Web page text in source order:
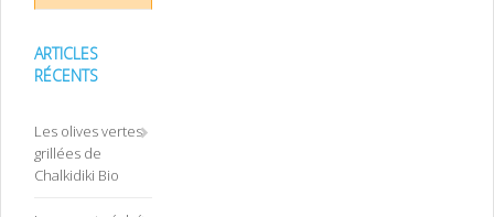
ARTICLES
RÉCENTS
Les olives vertes
grillées de
Chalkidiki Bio